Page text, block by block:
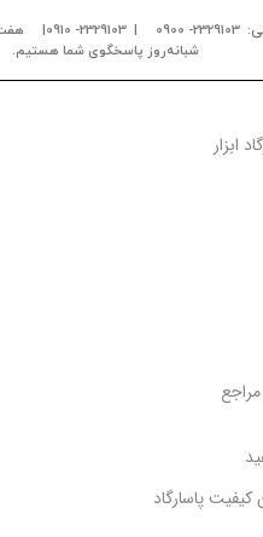
مقاوم و مستحکم
اجزا و بدنه کاملا استیل
به نوسانات نرخ ارز و همچنین
است قبل از واریز وجه جهت
و قیمت به روز کالا با
0900
| 2329103- 0910|
شبانه‌روز پاسخگوی شما هستیم.
ابزار
مراجع
کیفیت پاسارگاد